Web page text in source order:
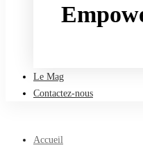
Le Mag
Contactez-nous
Accueil